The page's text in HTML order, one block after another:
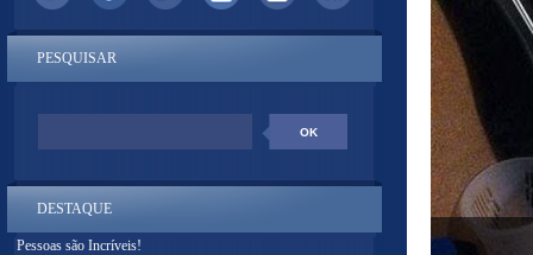
PESQUISAR
DESTAQUE
Pessoas são Incríveis!